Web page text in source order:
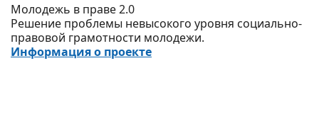
Молодежь в праве 2.0
Решение проблемы невысокого уровня социально-
правовой грамотности молодежи.
Информация о проекте